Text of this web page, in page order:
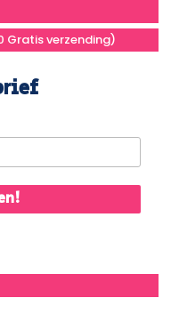
Gratis verzending)